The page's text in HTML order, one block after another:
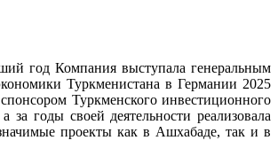
год Компания выступала генеральным
Туркменистана в Германии 2025
Туркменского инвестиционного
за годы своей деятельности реализовала
проекты как в Ашхабаде, так и в